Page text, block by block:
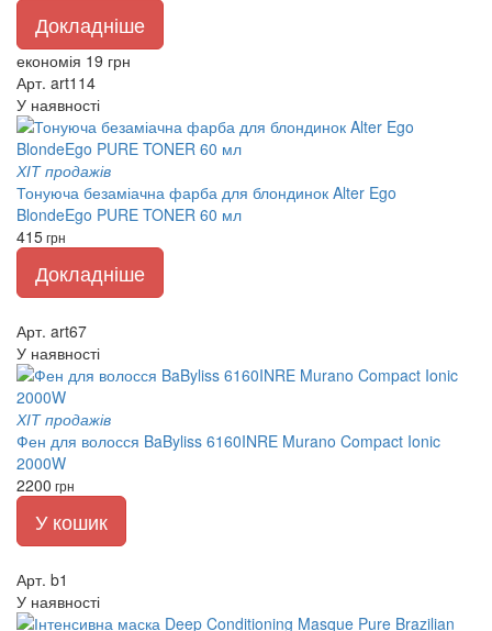
Докладніше
економія 19 грн
Арт. art114
У наявності
ХІТ продажів
Тонуюча безаміачна фарба для блондинок Alter Ego
BlondeEgo PURE TONER 60 мл
415грн
Докладніше
Арт. art67
У наявності
ХІТ продажів
Фен для волосся BaByliss 6160INRE Murano Compact Ionic
2000W
2200 грн
У кошик
Арт. b1
У наявності